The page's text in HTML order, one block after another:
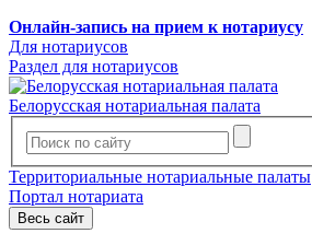
Онлайн-запись на прием к нотариусу
Для нотариусов
Раздел для нотариусов
Белорусская нотариальная палата
Территориальные нотариальные палаты
Портал нотариата
Весь сайт